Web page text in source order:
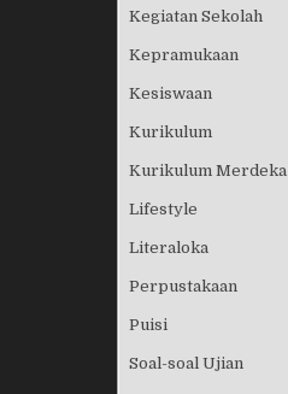
Kegiatan Sekolah
Kepramukaan
Kesiswaan
Kurikulum
Kurikulum Merdeka
Lifestyle
Literaloka
Perpustakaan
Puisi
Soal-soal Ujian